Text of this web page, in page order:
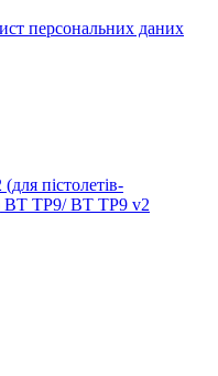
персональних даних
пістолетів-
BT TP9/ BT TP9 v2